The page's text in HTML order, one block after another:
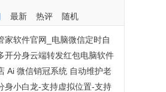
最新 热评 随机
家软件官网_电脑微信定时自
件_村长管家微信营销
开分身云端转发红包电脑软件
办法：从操作到环境全流程避
Ai 微信销冠系统 自动维护老
小时在线客服解决方案
身小白龙-支持虚拟位置-支持